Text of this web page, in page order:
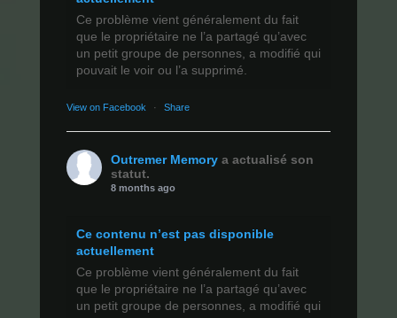
Ce problème vient généralement du fait
que le propriétaire ne l’a partagé qu’avec
un petit groupe de personnes, a modifié qui
pouvait le voir ou l’a supprimé.
View on Facebook · Share
Outremer Memory a actualisé son
statut.
8 months ago
Ce contenu n’est pas disponible
actuellement
Ce problème vient généralement du fait
que le propriétaire ne l’a partagé qu’avec
un petit groupe de personnes, a modifié qui